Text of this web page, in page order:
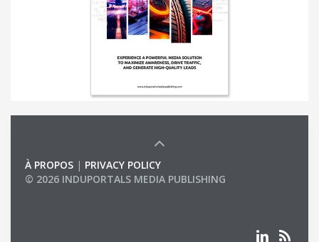
À PROPOS | PRIVACY POLICY
© 2026 INDUPORTALS MEDIA PUBLISHING